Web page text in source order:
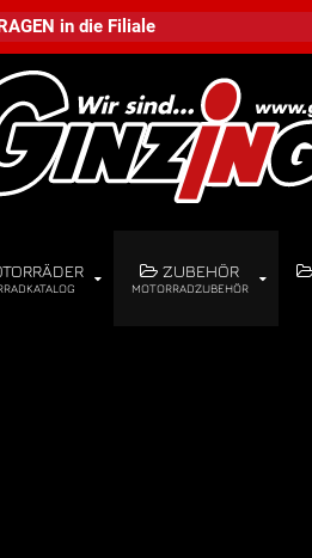
ZUBEHÖR
MOTORRADZUBEHÖR
in die Filiale